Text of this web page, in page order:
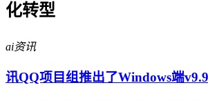
化转型
ai资讯
讯QQ项目组推出了Windows端